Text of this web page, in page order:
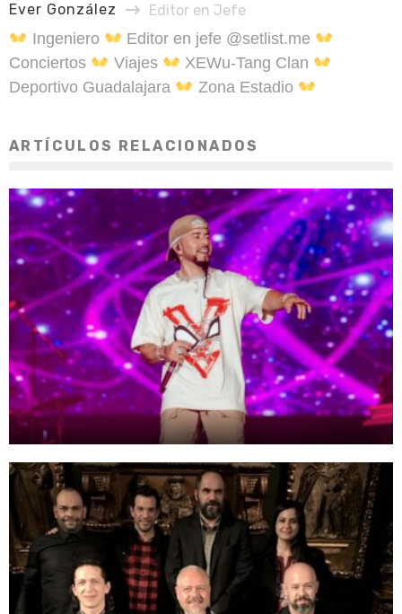
Ever González Editor en Jefe
Ingeniero
Editor en jefe @setlist.me
Conciertos
Viajes
XEWu-Tang Clan
Deportivo Guadalajara
Zona Estadio
ARTÍCULOS RELACIONADOS